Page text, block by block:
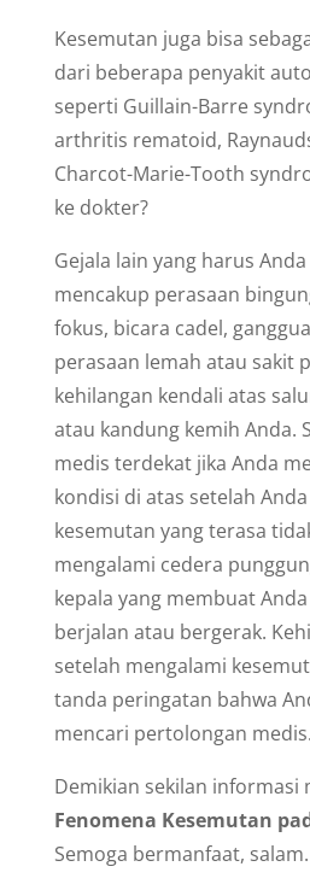
Kesemutan juga bisa
dari beberapa penyakit
seperti Guillain-Barre
arthritis rematoid,
Charcot-Marie-Tooth
ke dokter?
Gejala lain yang harus
mencakup perasaan
fokus, bicara cadel,
perasaan lemah atau sakit
kehilangan kendali atas
atau kandung kemih Anda.
medis terdekat jika Anda
kondisi di atas setelah
kesemutan yang terasa
mengalami cedera
kepala yang membuat
berjalan atau bergerak.
setelah mengalami
tanda peringatan bahwa
mencari pertolongan medis.
Demikian sekilan informasi
Fenomena Kesemutan
Semoga bermanfaat, salam.